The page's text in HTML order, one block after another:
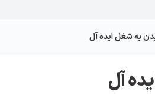
به شغل ایده آل
آل